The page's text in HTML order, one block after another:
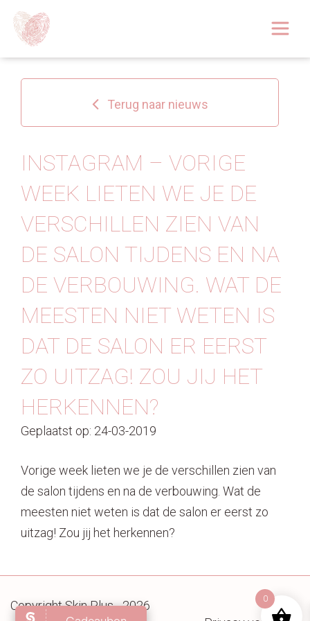
Over
Huidoplossingen
Behandelingen
Tarieven 2026
Blog
Webshop
Contact
Terug naar nieuws
INSTAGRAM – VORIGE
WEEK LIETEN WE JE DE
VERSCHILLEN ZIEN VAN
DE SALON TIJDENS EN NA
DE VERBOUWING. WAT DE
MEESTEN NIET WETEN IS
DAT DE SALON ER EERST
ZO UITZAG! ZOU JIJ HET
HERKENNEN?
Geplaatst op: 24-03-2019
Vorige week lieten we je de verschillen zien van
de salon tijdens en na de verbouwing. Wat de
meesten niet weten is dat de salon er eerst zo
uitzag! Zou jij het herkennen?
Copyright Skin Plus - 2026
0